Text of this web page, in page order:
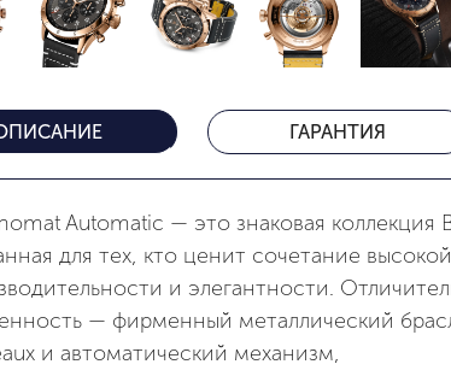
ГАРАНТИЯ
Automatic — это знаковая коллекция
для тех, кто ценит сочетание высокой
и элегантности.
— фирменный металлический
и автоматический механизм,